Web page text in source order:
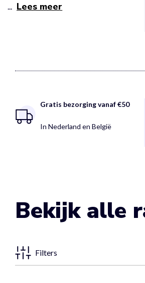
... Lees meer
Gratis bezorging vanaf €50
In Nederland en België
Bekijk alle
Filters